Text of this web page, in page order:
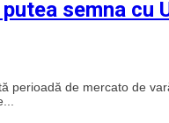
semna
perioadă de mercato de